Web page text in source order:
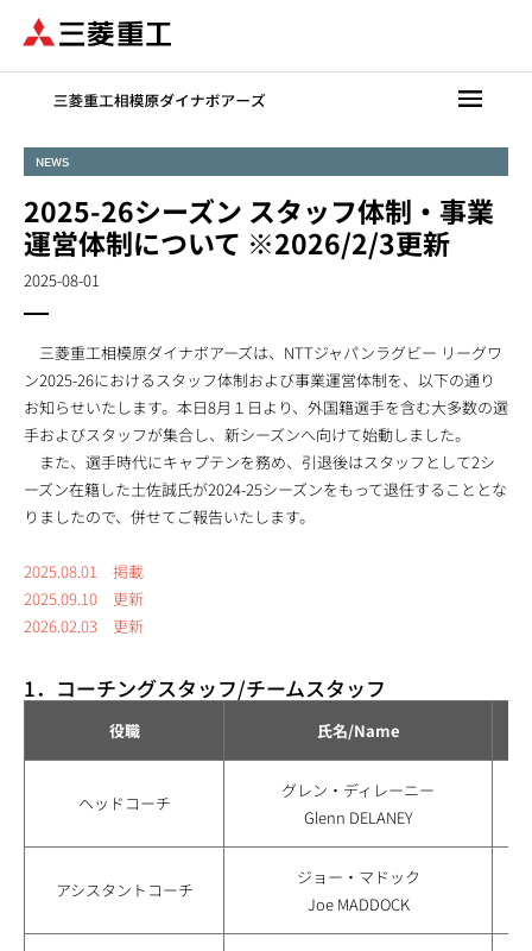
ン
NEWS
2025-26シーズン スタッフ体制・事業
運営体制について ※2026/2/3更新
2025-08-01
三菱重工相模原ダイナボアーズは、NTTジャパンラグビー リーグワ
ン2025-26におけるスタッフ体制および事業運営体制を、以下の通り
お知らせいたします。本日8月１日より、外国籍選手を含む大多数の選
手およびスタッフが集合し、新シーズンへ向けて始動しました。
また、選手時代にキャプテンを務め、引退後はスタッフとして2シ
ーズン在籍した土佐誠氏が2024-25シーズンをもって退任することとな
りましたので、併せてご報告いたします。
2025.08.01 掲載
2025.09.10 更新
2026.02.03 更新
1．コーチングスタッフ/チームスタッフ
役職 氏名/Name
ヘッドコーチ
グレン・ディレーニー
Glenn DELANEY
アシスタントコーチ
ジョー・マドック
Joe MADDOCK